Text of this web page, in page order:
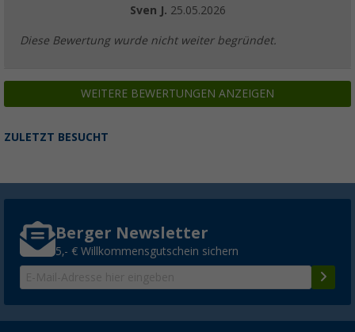
Sven J. 25.05.2026
Diese Bewertung wurde nicht weiter begründet.
WEITERE BEWERTUNGEN ANZEIGEN
ZULETZT BESUCHT
Berger Newsletter
5,- € Willkommensgutschein sichern